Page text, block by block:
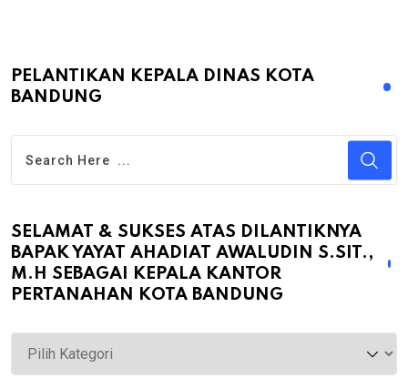
PELANTIKAN KEPALA DINAS KOTA
BANDUNG
SELAMAT & SUKSES ATAS DILANTIKNYA
BAPAK YAYAT AHADIAT AWALUDIN S.SIT.,
M.H SEBAGAI KEPALA KANTOR
PERTANAHAN KOTA BANDUNG
Selamat
&